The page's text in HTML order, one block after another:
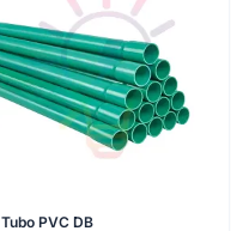
Tubo PVC DB